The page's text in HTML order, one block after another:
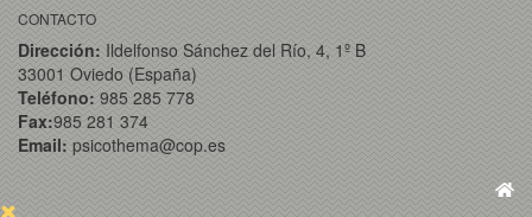
CONTACTO
Dirección: Ildelfonso Sánchez del Río, 4, 1º B
33001 Oviedo (España)
Teléfono: 985 285 778
Fax:985 281 374
Email: psicothema@cop.es